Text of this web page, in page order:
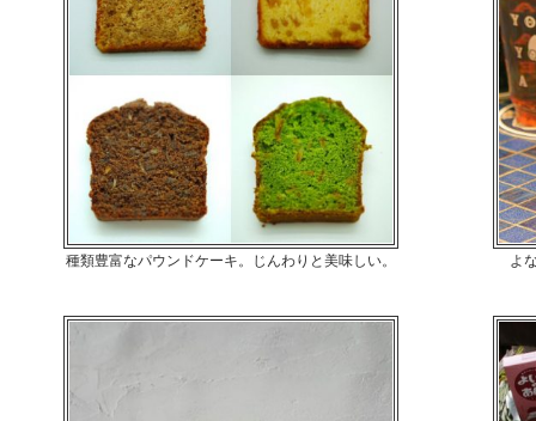
種類豊富なパウンドケーキ。じんわりと美味しい。 よ